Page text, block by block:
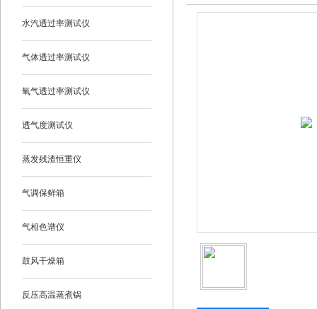
水汽透过率测试仪
气体透过率测试仪
氧气透过率测试仪
透气度测试仪
蒸发残渣恒重仪
气调保鲜箱
气相色谱仪
鼓风干燥箱
反压高温蒸煮锅